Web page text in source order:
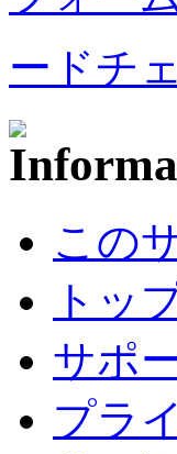
ードチ
この
トッ
サポ
プラ